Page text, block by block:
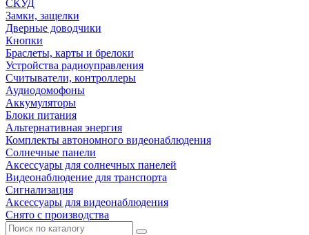
СКУД
Замки, защелки
Дверные доводчики
Кнопки
Браслеты, карты и брелоки
Устройства радиоуправления
Считыватели, контроллеры
Аудиодомофоны
Аккумуляторы
Блоки питания
Альтернативная энергия
Комплекты автономного видеонаблюдения
Солнечные панели
Аксессуары для солнечных панелей
Видеонаблюдение для транспорта
Сигнализация
Аксессуары для видеонаблюдения
Снято с производства